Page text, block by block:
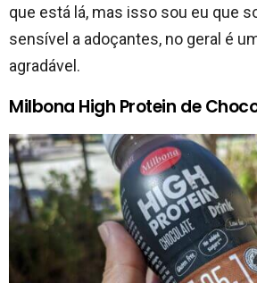
que está lá, mas isso sou eu que
sensível a adoçantes, no geral é
agradável.
Milbona High Protein de